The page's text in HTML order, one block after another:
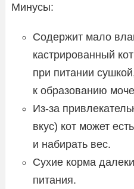
Минусы:
Содержит мало
кастрированный
при питании
к образованию
Из-за
вкус) кот может
и набирать вес.
Сухие корма
питания.